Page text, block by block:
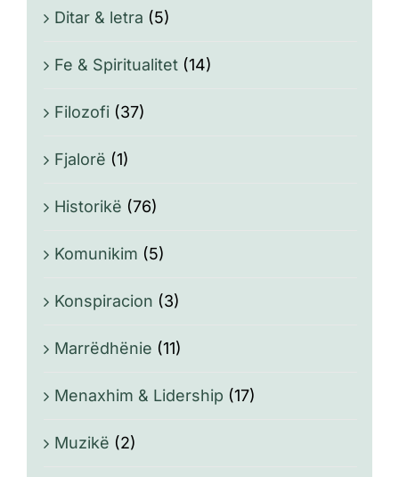
Ditar & letra (5)
Fe & Spiritualitet (14)
Filozofi (37)
Fjalorë (1)
Historikë (76)
Komunikim (5)
Konspiracion (3)
Marrëdhënie (11)
Menaxhim & Lidership (17)
Muzikë (2)